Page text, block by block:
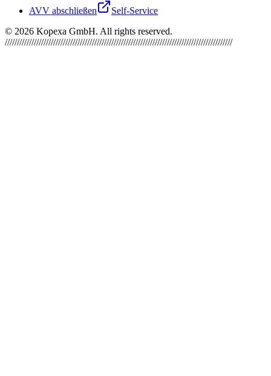
AVV abschließen
Self-Service
© 2026 Kopexa GmbH. All rights reserved.
//////////////////////////////////////////////////////////////////////////////////////////////